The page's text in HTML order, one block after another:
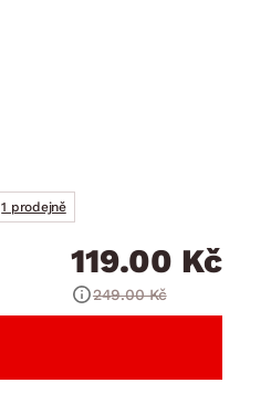
1 prodejně
119.00 Kč
249.00 Kč